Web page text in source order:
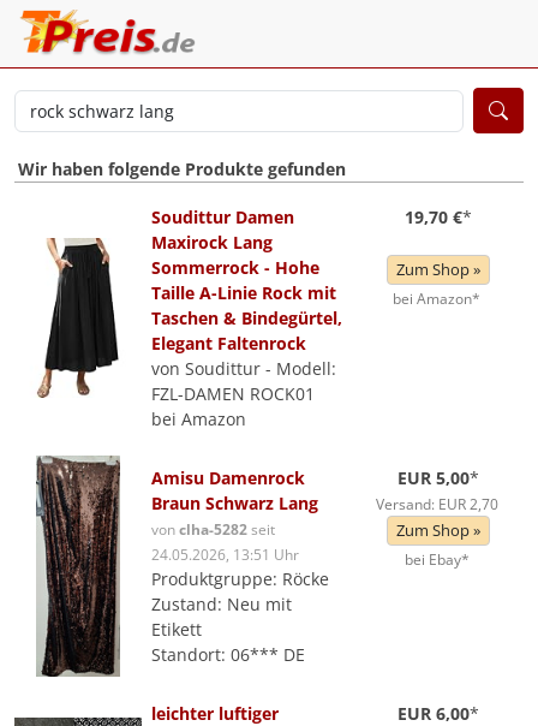
Wir haben folgende Produkte gefunden
Soudittur Damen
Maxirock Lang
Sommerrock - Hohe
Taille A-Linie Rock mit
Taschen & Bindegürtel,
Elegant Faltenrock
von Soudittur - Modell:
FZL-DAMEN ROCK01
bei Amazon
19,70 €*
Zum Shop »
bei Amazon*
Amisu Damenrock
Braun Schwarz Lang
vonclha-5282seit
24.05.2026, 13:51 Uhr
Produktgruppe: Röcke
Zustand: Neu mit
Etikett
Standort: 06*** DE
EUR 5,00*
Versand: EUR 2,70
Zum Shop »
bei Ebay*
leichter luftiger
EUR 6,00*